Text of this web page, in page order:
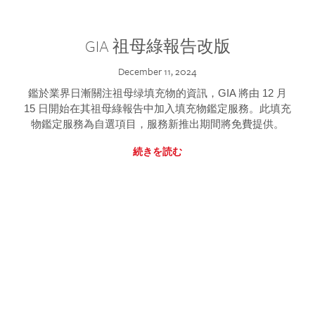
GIA 祖母綠報告改版
December 11, 2024
鑑於業界日漸關注祖母绿填充物的資訊，GIA 將由 12 月
15 日開始在其祖母綠報告中加入填充物鑑定服務。此填充
物鑑定服務為自選項目，服務新推出期間將免費提供。
続きを読む